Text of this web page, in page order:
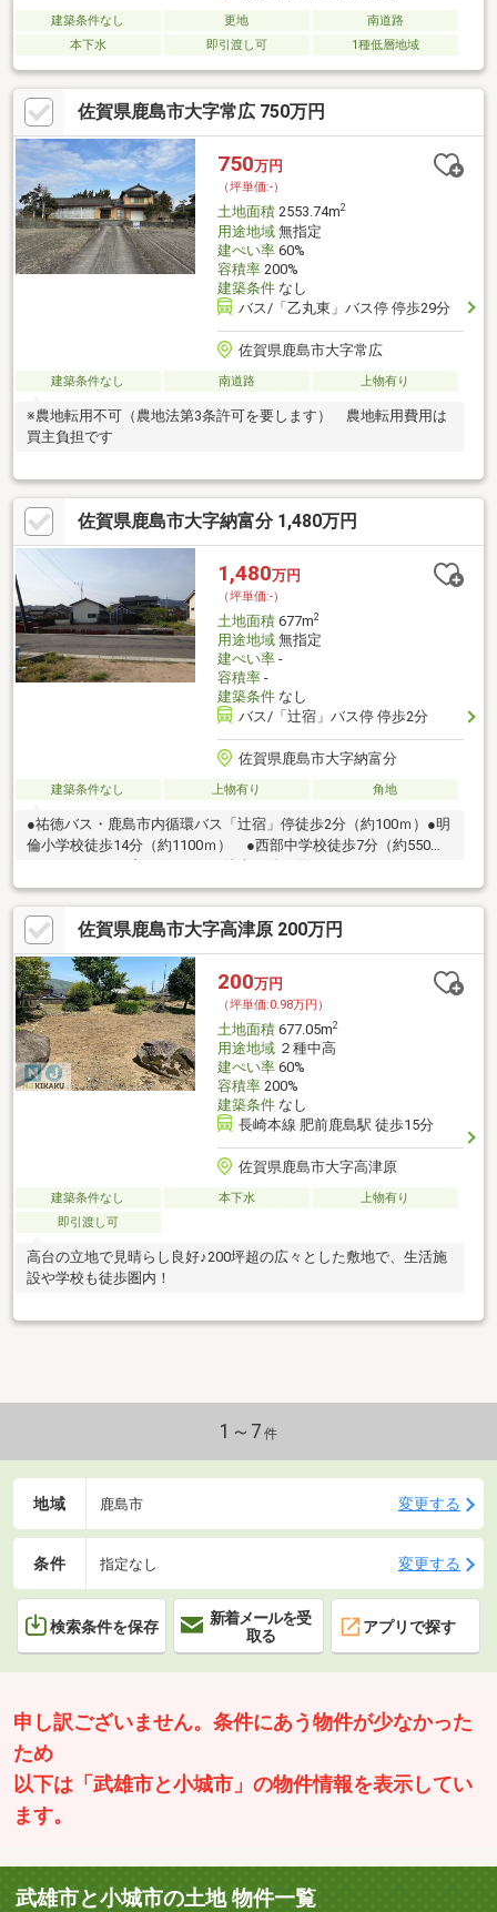
建築条件なし 更地
南道路
本下水
即引渡し可 1種低層地域
佐賀県鹿島市大字常広 750万円
750万円
（坪単価:-）
土地面積2553.74m2
用途地域無指定
建ぺい率60%
容積率200%
建築条件なし
バス/「乙丸東」バス停 停歩29分
佐賀県鹿島市大字常広
建築条件なし 南道路 上物有り
※農地転用不可（農地法第3条許可を要します） 農地転用費用は
買主負担です
佐賀県鹿島市大字納富分 1,480万円
1,480万円
（坪単価:-）
土地面積677m2
用途地域無指定
建ぺい率-
容積率-
建築条件なし
バス/「辻宿」バス停 停歩2分
佐賀県鹿島市大字納富分
建築条件なし 上物有り 角地
●祐徳バス・鹿島市内循環バス「辻宿」停徒歩2分（約100ｍ）●明
倫小学校徒歩14分（約1100ｍ） ●西部中学校徒歩7分（約550
ーマート徒歩2分（約130ｍ）〇本物件東側道路（市道263号線）
の下水道本管工事が令和7年4月完了したことに伴い、1㎡あたり
440円の受益者負担金の支払いが令和8年4月時点の所有者に鹿島
市より請求されます。〇建物について 鉄骨造セメント瓦葺の倉
庫がありますが、未登記です。 〇セットバック要 〇埋蔵文化財包
蔵地内
佐賀県鹿島市大字高津原 200万円
200万円
（坪単価:0.98万円）
土地面積677.05m2
用途地域２種中高
建ぺい率60%
容積率200%
建築条件なし
長崎本線 肥前鹿島駅 徒歩15分
佐賀県鹿島市大字高津原
建築条件なし 本下水
上物有り
即引渡し可
高台の立地で見晴らし良好♪200坪超の広々とした敷地で、生活施
設や学校も徒歩圏内！
1～7 件
地域 鹿島市 変更する
条件 指定なし 変更する
検索条件を保存
新着メールを受
取る
アプリで探す
申し訳ございません。条件にあう物件が少なかった
ため
以下は「武雄市と小城市」の物件情報を表示してい
ます。
武雄市と小城市の土地 物件一覧